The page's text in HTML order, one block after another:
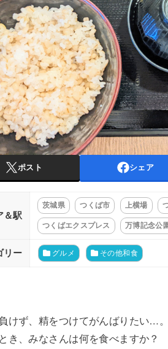
ポスト シェア
＆駅
茨城県 つくば市 上横場
つくばエクスプレス 万博記念公
リー グルメ その他和食
けず、精をつけてがんばりたい…。
き、みなさんは何を食べますか？